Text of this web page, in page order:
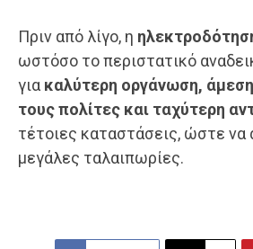
Πριν από λίγο, η
ωστόσο το περιστατικό
για καλύτερη οργάνωση,
τους πολίτες και ταχύτερη
τέτοιες καταστάσεις, ώστε να
μεγάλες ταλαιπωρίες.